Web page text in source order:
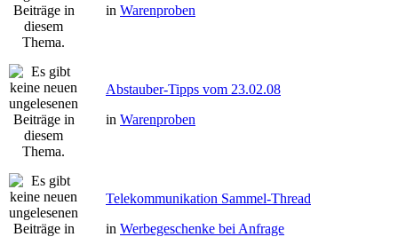
in Warenproben
Abstauber-Tipps vom 23.02.08
in Warenproben
Telekommunikation Sammel-Thread
in Werbegeschenke bei Anfrage